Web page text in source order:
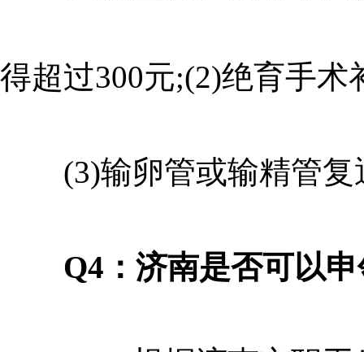
得超过300元;(2)绝育手术
(3)输卵管或输精管复
Q4：济南是否可以